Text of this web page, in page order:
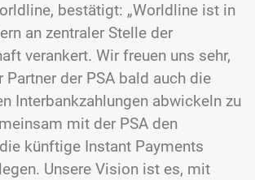
bestätigt: „Worldline ist in
an zentraler Stelle der
verankert. Wir freuen uns sehr,
Partner der PSA bald auch die
Interbankzahlungen abwickeln zu
mit der PSA den
künftige Instant Payments
Unsere Vision ist es, mit